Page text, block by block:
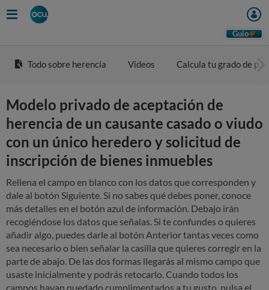
to
Guio
Todo sobre herencia Videos Calcula tu grado de
Modelo privado de aceptación de
herencia de un causante casado o viudo
con un único heredero y solicitud de
inscripción de bienes inmuebles
Rellena el campo en blanco con los datos que corresponden y
dale al botón Siguiente. Si no sabes qué debes poner, conoce
más detalles en el botón azul de información. Debajo irán
recogiéndose los datos que señalas. Si te confundes o quieres
añadir algo, puedes darle al botón Anterior tantas veces como
sea necesario o bien señalar la casilla que quieres corregir en la
parte de abajo. De las dos formas llegarás al mismo campo que
usaste inicialmente y podrás retocarlo. Cuando todos los
campos hayan quedado cumplimentados a tu gusto, pulsa el